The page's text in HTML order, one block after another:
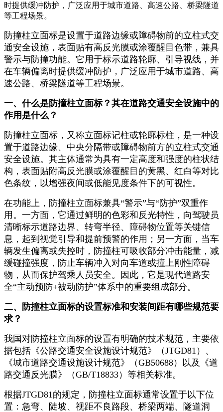
时提供缓冲防护，广泛应用于城市道路、高速公路、桥梁隧道
等工程场景。
防撞柱立面标是设置于道路边缘或障碍物前的立柱式交
通安全设施，表面贴有高反光膜或涂覆醒目色带，兼具
警示与防撞功能。它用于标示道路轮廓、引导视线，并
在车辆偏离时提供缓冲防护，广泛应用于城市道路、高
速公路、桥梁隧道等工程场景。
一、什么是防撞柱立面标？其在道路交通安全设施中的
作用是什么？
防撞柱立面标，又称立面标记柱或轮廓标柱，是一种设
置于道路边缘、中央分隔带或障碍物前方的立柱式交通
安全设施。其主体通常为具有一定高度和强度的柱状结
构，表面贴附高反光膜或涂覆醒目的黄黑、红白等对比
色条纹，以增强夜间或低能见度条件下的可视性。
在功能上，防撞柱立面标兼具“警示”与“防护”双重作
用。一方面，它通过鲜明的色彩和反光特性，向驾驶员
清晰标示道路边界、转弯半径、障碍物位置等关键信
息，起到视觉引导和提前预警的作用；另一方面，当车
辆发生偏离或失控时，防撞柱可吸收部分冲击能量，减
缓碰撞强度，防止车辆冲入对向车道或撞上刚性障碍
物，从而保护驾乘人员安全。因此，它是现代道路安
全“主动预防+被动防护”体系中的重要组成部分。
二、防撞柱立面标的设置标准和安装间距有哪些规范要
求？
我国对防撞柱立面标的设置有明确的技术规范，主要依
据包括《公路交通安全设施设计规范》（JTGD81）、
《城市道路交通设施设计规范》（GB50688）以及《道
路交通反光膜》（GB/T18833）等相关标准。
根据JTGD81的规定，防撞柱立面标通常设置于以下位
置：急弯、陡坡、视距不良路段、桥梁两端、隧道洞